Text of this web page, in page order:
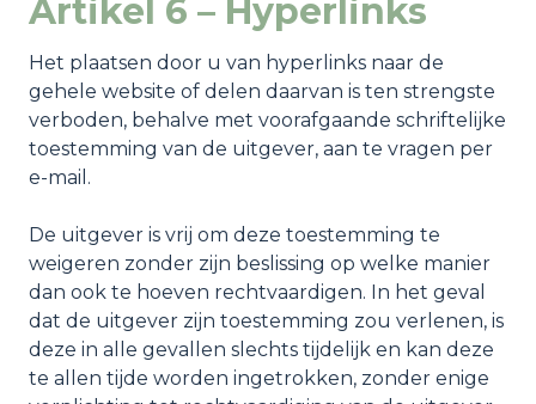
Artikel 6 – Hyperlinks
Het plaatsen door u van hyperlinks naar de
gehele website of delen daarvan is ten strengste
verboden, behalve met voorafgaande schriftelijke
toestemming van de uitgever, aan te vragen per
e-mail.
De uitgever is vrij om deze toestemming te
weigeren zonder zijn beslissing op welke manier
dan ook te hoeven rechtvaardigen. In het geval
dat de uitgever zijn toestemming zou verlenen, is
deze in alle gevallen slechts tijdelijk en kan deze
te allen tijde worden ingetrokken, zonder enige